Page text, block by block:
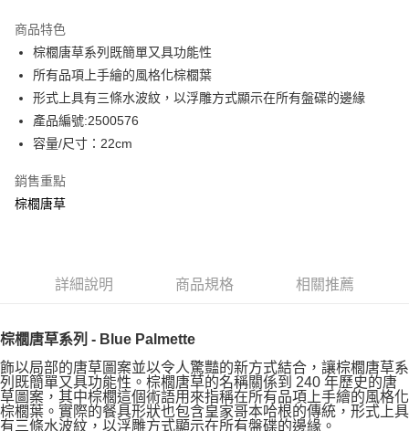
商品特色
棕櫚唐草系列既簡單又具功能性
所有品項上手繪的風格化棕櫚葉
形式上具有三條水波紋，以浮雕方式顯示在所有盤碟的邊緣
產品編號:2500576
容量/尺寸：22cm
銷售重點
棕櫚唐草
詳細說明 商品規格 相關推薦
棕櫚唐草系列 - Blue Palmette
飾以局部的唐草圖案並以令人驚豔的新方式結合，讓棕櫚唐草系
列既簡單又具功能性。棕櫚唐草的名稱關係到 240 年歷史的唐
草圖案，其中棕櫚這個術語用來指稱在所有品項上手繪的風格化
棕櫚葉。實際的餐具形狀也包含皇家哥本哈根的傳統，形式上具
有三條水波紋，以浮雕方式顯示在所有盤碟的邊緣。